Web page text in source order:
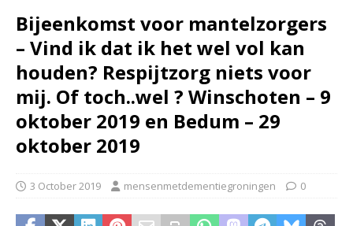
Bijeenkomst voor mantelzorgers
– Vind ik dat ik het wel vol kan
houden? Respijtzorg niets voor
mij. Of toch..wel ? Winschoten – 9
oktober 2019 en Bedum – 29
oktober 2019
3 October 2019 mensenmetdementiegroningen 0